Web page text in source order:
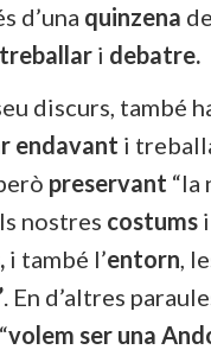
d’una quinzena de
treballar i debatre.
discurs, també
endavant i
preservant “la
nostres costums
i també l’entorn,
. En d’altres
volem ser una